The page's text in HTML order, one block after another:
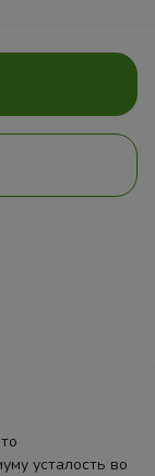
усталость во